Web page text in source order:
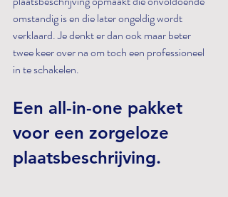
omstandig is en die later ongeldig wordt
verklaard. Je denkt er dan ook maar beter
twee keer over na om toch een professioneel
in te schakelen.
Een all-in-one pakket
voor een zorgeloze
plaatsbeschrijving.